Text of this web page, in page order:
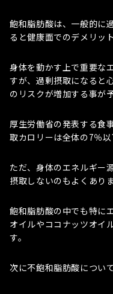
飽和脂肪酸は、一般的に
ると健康面でのデメリッ
身体を動かす上で重要な
すが、過剰摂取になると
のリスクが増加する事が
厚生労働省の発表する食
取カロリーは全体の7％以
ただ、身体のエネルギー
摂取しないのもよくあり
飽和脂肪酸の中でも特に
オイルやココナッツオイ
す。
次に不飽和脂肪酸につい